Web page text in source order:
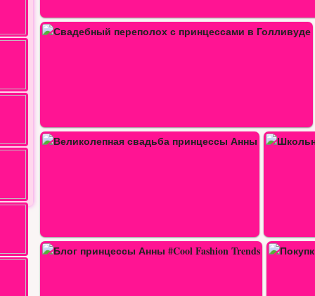
ЭЛЬЗА — СВАДЕБНЫЙ…
Школьная одежда принцессы Эльзы…
Покупки в новом стиле для…